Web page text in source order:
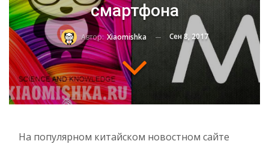
смартфона
Автор:Xiaomishka Сен 8, 2017
На популярном китайском новостном сайте